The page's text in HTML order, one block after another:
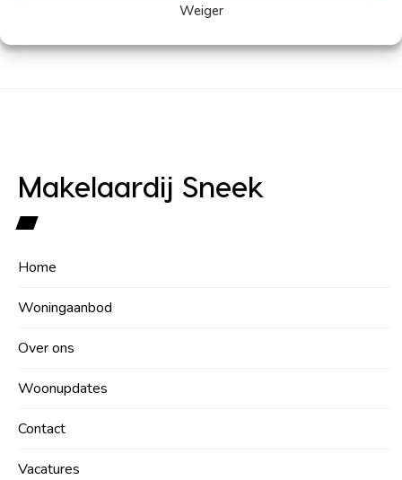
Weiger
Makelaardij Sneek
Home
Woningaanbod
Over ons
Woonupdates
Contact
Vacatures